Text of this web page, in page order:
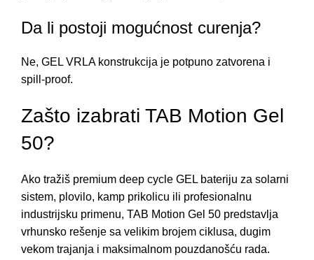
Da li postoji mogućnost curenja?
Ne, GEL VRLA konstrukcija je potpuno zatvorena i
spill-proof.
Zašto izabrati TAB Motion Gel
50?
Ako tražiš premium deep cycle GEL bateriju za solarni
sistem, plovilo, kamp prikolicu ili profesionalnu
industrijsku primenu, TAB Motion Gel 50 predstavlja
vrhunsko rešenje sa velikim brojem ciklusa, dugim
vekom trajanja i maksimalnom pouzdanošću rada.